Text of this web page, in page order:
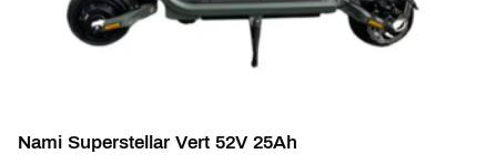
Nami Superstellar Vert 52V 25Ah